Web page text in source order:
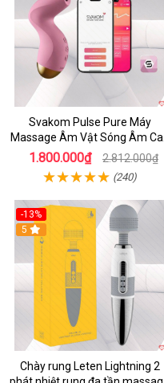
Svakom Pulse Pure Máy
Massage Âm Vật Sóng Âm Cao
Cấp Điều Khiển App Đỉnh
1.800.000₫ 2.812.000₫
(240)
-13%
5
Chày rung Leten Lightning 2